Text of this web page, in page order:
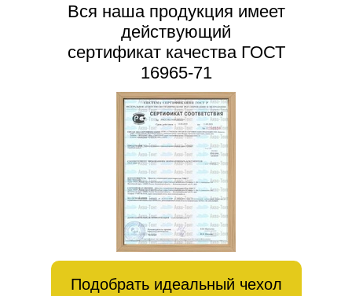
Вся наша продукция имеет
действующий
сертификат качества ГОСТ
16965-71
Подобрать идеальный чехол